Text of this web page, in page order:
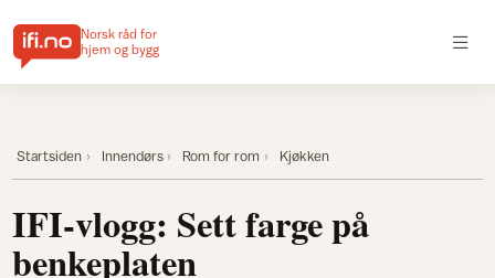
Norsk råd for
hjem og bygg
Startsiden Innendørs Rom for rom Kjøkken
IFI-vlogg: Sett farge på
benkeplaten